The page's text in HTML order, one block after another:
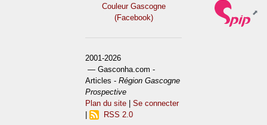
Couleur Gascogne
(Facebook)
2001-2026
— Gasconha.com -
Articles -Région Gascogne
Prospective
Plan du site |Se connecter
RSS 2.0